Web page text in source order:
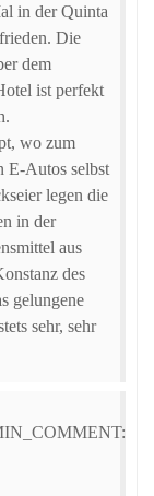
in der Quinta
Die
dem
ist perfekt
wo zum
E-Autos selbst
legen die
in der
aus
des
gelungene
sehr, sehr